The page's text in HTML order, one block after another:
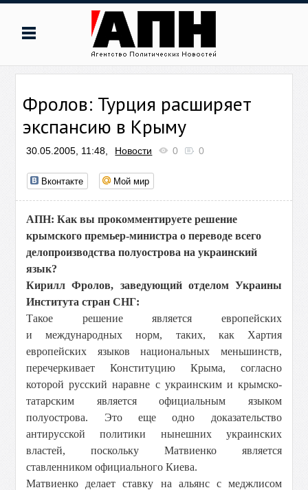
Фролов: Турция расширяет
экспансию в Крыму
30.05.2005, 11:48, Новости 0 0
Вконтакте Мой мир
АПН: Как вы прокомментируете решение
крымского премьер-министра о переводе всего
делопроизводства полуострова на украинский
язык?
Кирилл Фролов, заведующий отделом Украины
Института стран СНГ:
Такое решение является европейских
и международных норм, таких, как Хартия
европейских языков национальных меньшинств,
перечеркивает Конституцию Крыма, согласно
которой русский наравне с украинским и крымско-
татарским является официальным языком
полуострова. Это еще одно доказательство
антирусской политики нынешних украинских
властей, поскольку Матвиенко является
ставленником официального Киева.
Матвиенко делает ставку на альянс с меджлисом